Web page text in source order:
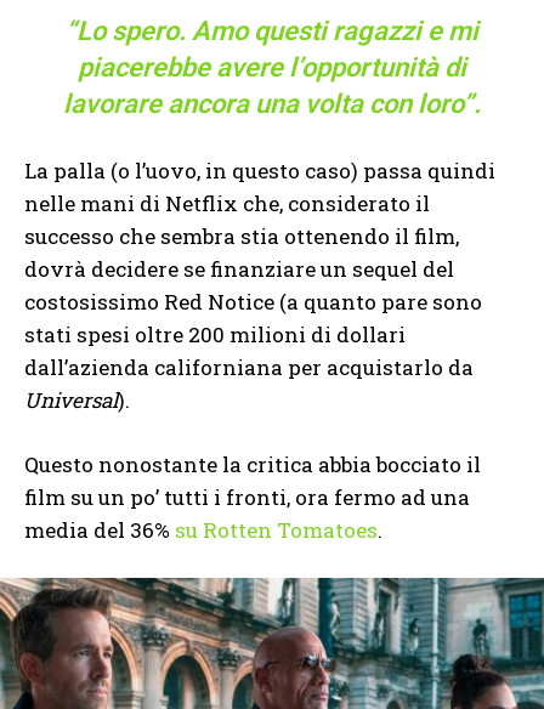
“Lo spero. Amo questi ragazzi e mi
piacerebbe avere l’opportunità di
lavorare ancora una volta con loro”.
La palla (o l’uovo, in questo caso) passa quindi
nelle mani di Netflix che, considerato il
successo che sembra stia ottenendo il film,
dovrà decidere se finanziare un sequel del
costosissimo Red Notice (a quanto pare sono
stati spesi oltre 200 milioni di dollari
dall’azienda californiana per acquistarlo da
Universal).
Questo nonostante la critica abbia bocciato il
film su un po’ tutti i fronti, ora fermo ad una
media del 36% su Rotten Tomatoes.